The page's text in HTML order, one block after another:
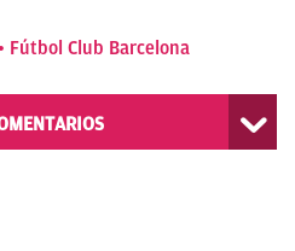
Fútbol Club Barcelona